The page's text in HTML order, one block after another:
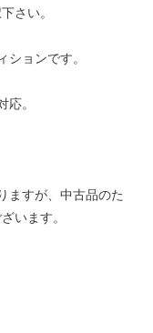
さい。
ョンです。
。
ますが、中古品のた
います。